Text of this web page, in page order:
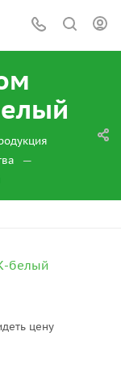
—
цену